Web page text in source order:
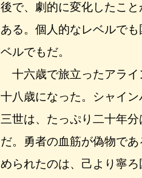
後で、劇的に変化したこ
ある。個人的なレベルで
ベルでもだ。
十六歳で旅立ったアライ
十八歳になった。シャイ
三世は、たっぷり二十年
だ。勇者の血筋が偽物で
められたのは、己より寧